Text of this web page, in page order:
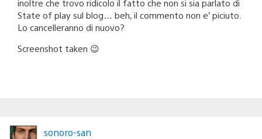
inoltre che trovo ridicolo il fatto che non si sia parlato di
State of play sul blog… beh, il commento non e’ piciuto.
Lo cancelleranno di nuovo?
Screenshot taken 😉
sonoro-san